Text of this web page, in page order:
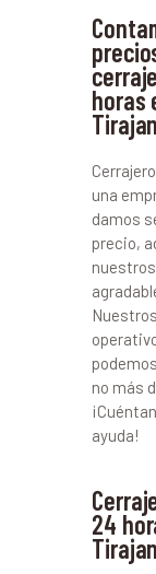
horas
una
damos
precio,
no más
ayuda!
24